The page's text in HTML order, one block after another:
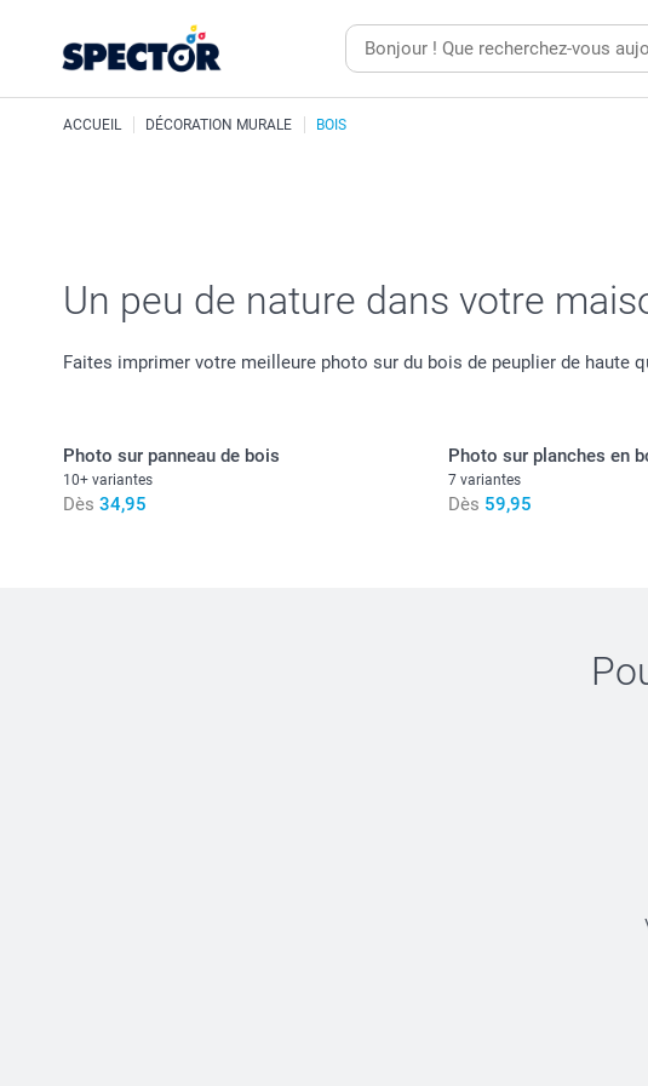
ACCUEIL DÉCORATION MURALE BOIS
Un peu de nature dans votre
Faites imprimer votre meilleure photo sur du bois de peuplier de haute
Photo sur panneau de bois
10+ variantes
Dès 34,95
Photo sur planches en
7 variantes
Dès 59,95